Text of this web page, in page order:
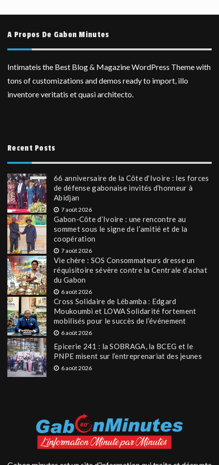
A Propos De Gabon Minutes
Intimateis the Best Blog & Magazine WordPress Theme with
tons of customizations and demos ready to import, illo
inventore veritatis et quasi architecto.
Recent Posts
66 anniversaire de la Côte d’Ivoire : les forces
de défense gabonaise invités d’honneur à
Abidjan
7 août 2026
Gabon-Côte d’Ivoire : une rencontre au
sommet sous le signe de l’amitié et de la
coopération
7 août 2026
Vie chère : SOS Consommateurs dresse un
réquisitoire sévère contre la Centrale d’achat
du Gabon
6 août 2026
Cross Solidaire de Lébamba : Edgard
Moukoumbi et LOWA Solidarité fortement
mobilisés pour le succès de l’événement
6 août 2026
Epicerie 241 : la SOBRAGA, la BCEG et le
PNPE misent sur l’entreprenariat des jeunes
6 août 2026